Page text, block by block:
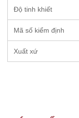
Độ tinh khiết
Mã số kiểm định
Xuất xứ